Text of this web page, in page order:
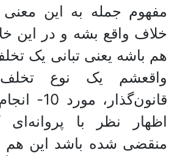
مفهوم جمله به این
خلاف واقع بشه و در این
هم باشه یعنی تبانی یک
واقعشم یک نوع
قانون‌گذار،
اظهار نظر با پروانه‌ای
منقضی شده باشد این هم